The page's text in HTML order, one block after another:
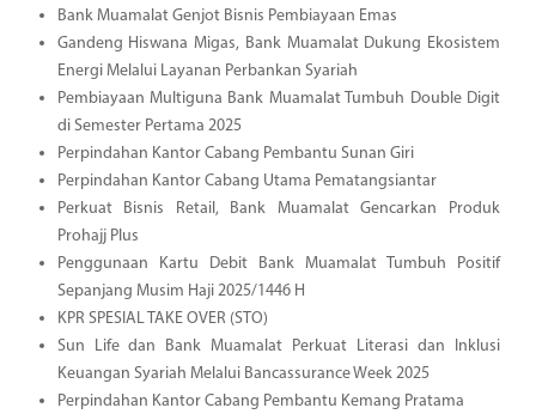
Bank Muamalat Genjot Bisnis Pembiayaan Emas
Gandeng Hiswana Migas, Bank Muamalat Dukung Ekosistem
Energi Melalui Layanan Perbankan Syariah
Pembiayaan Multiguna Bank Muamalat Tumbuh Double Digit
di Semester Pertama 2025
Perpindahan Kantor Cabang Pembantu Sunan Giri
Perpindahan Kantor Cabang Utama Pematangsiantar
Perkuat Bisnis Retail, Bank Muamalat Gencarkan Produk
Prohajj Plus
Penggunaan Kartu Debit Bank Muamalat Tumbuh Positif
Sepanjang Musim Haji 2025/1446 H
KPR SPESIAL TAKE OVER (STO)
Sun Life dan Bank Muamalat Perkuat Literasi dan Inklusi
Keuangan Syariah Melalui Bancassurance Week 2025
Perpindahan Kantor Cabang Pembantu Kemang Pratama